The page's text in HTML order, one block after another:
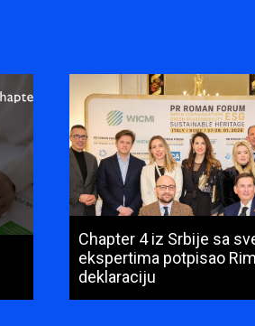
Chapter 4 iz Srbije sa
ekspertima potpisao
deklaraciju